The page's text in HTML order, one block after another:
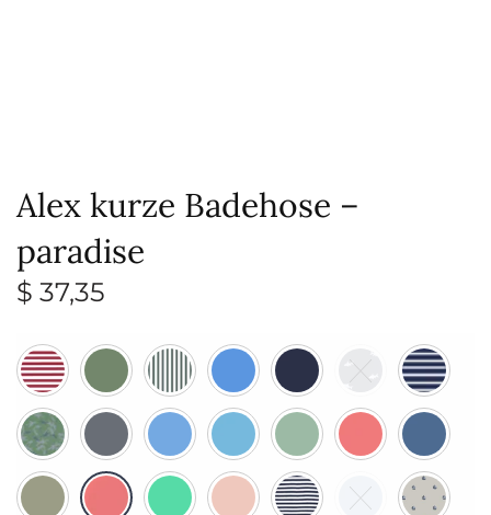
Alex kurze Badehose –
paradise
$ 37,35